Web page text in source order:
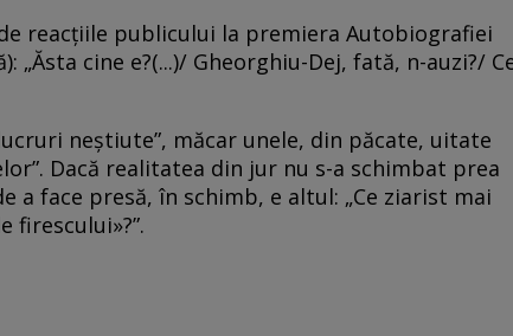
reacţiile publicului la premiera Autobiografiei
„Ăsta cine e?(...)/ Gheorghiu-Dej, fată, n-auzi?/
neştiute”, măcar unele, din păcate, uitate
Dacă realitatea din jur nu s-a schimbat prea
a face presă, în schimb, e altul: „Ce ziarist mai
firescului»?”.